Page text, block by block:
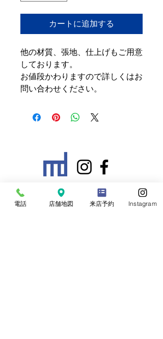
カートに追加する
他の材質、張地、仕上げもご用意
しております。
お値段かわりますので詳しくはお
問い合わせください。
■ 営業時間：10:30 ~ 17:00
電話 店舗地図 来店予約 Instagram